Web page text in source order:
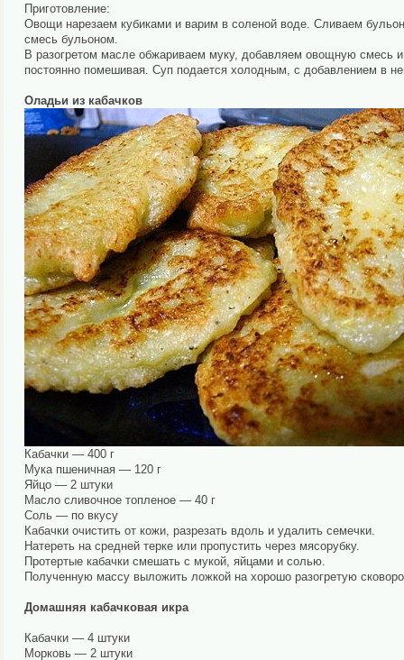
Приготовление:
Овощи нарезаем кубиками и варим в соленой воде. Сливаем
смесь бульоном.
В разогретом масле обжариваем муку, добавляем овощную смесь
постоянно помешивая. Суп подается холодным, с добавлением в
Оладьи из кабачков
Кабачки — 400 г
Мука пшеничная — 120 г
Яйцо — 2 штуки
Масло сливочное топленое — 40 г
Соль — по вкусу
Кабачки очистить от кожи, разрезать вдоль и удалить семечки.
Натереть на средней терке или пропустить через мясорубку.
Протертые кабачки смешать с мукой, яйцами и солью.
Полученную массу выложить ложкой на хорошо разогретую
Домашняя кабачковая икра
Кабачки — 4 штуки
Морковь — 2 штуки